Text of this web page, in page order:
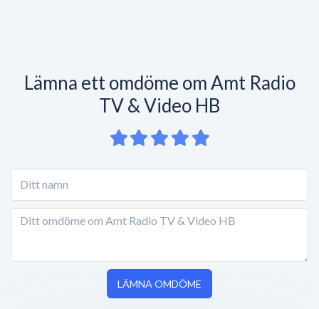
Lämna ett omdöme om Amt Radio
TV & Video HB
LÄMNA OMDÖME